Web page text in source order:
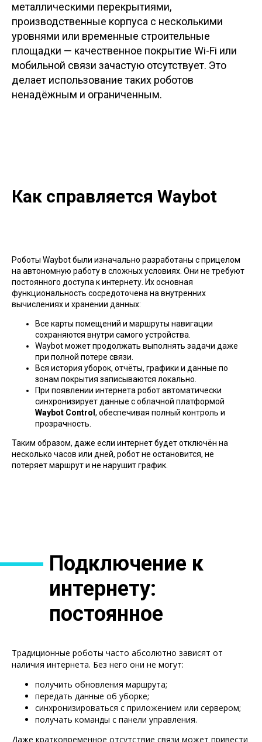
металлическими перекрытиями,
производственные корпуса с несколькими
уровнями или временные строительные
площадки — качественное покрытие Wi-Fi или
мобильной связи зачастую отсутствует. Это
делает использование таких роботов
ненадёжным и ограниченным.
Как справляется Waybot
Роботы Waybot были изначально разработаны с прицелом
на автономную работу в сложных условиях. Они не требуют
постоянного доступа к интернету. Их основная
функциональность сосредоточена на внутренних
вычислениях и хранении данных:
Все карты помещений и маршруты навигации
сохраняются внутри самого устройства.
Waybot может продолжать выполнять задачи даже
при полной потере связи.
Вся история уборок, отчёты, графики и данные по
зонам покрытия записываются локально.
При появлении интернета робот автоматически
синхронизирует данные с облачной платформой
Waybot Control , обеспечивая полный контроль и
прозрачность.
Таким образом, даже если интернет будет отключён на
несколько часов или дней, робот не остановится, не
потеряет маршрут и не нарушит график.
Подключение к
интернету:
постоянное
опция
Традиционные роботы часто абсолютно зависят от
наличия интернета. Без него они не могут:
получить обновления маршрута;
передать данные об уборке;
синхронизироваться с приложением или сервером;
получать команды с панели управления.
Даже кратковременное отсутствие связи может привести